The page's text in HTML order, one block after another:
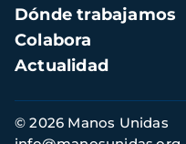
Dónde trabajamos
Colabora
Actualidad
Información
de
© 2026 Manos Unidas